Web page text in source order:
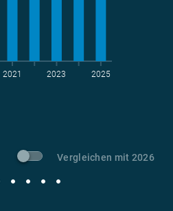
-Vermeidung
2021 2023 2025
Vergleichen mit 2026